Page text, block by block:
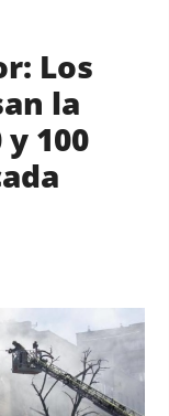
Los
la
100